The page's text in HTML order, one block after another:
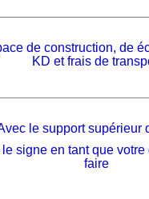
de construction, de
KD et frais de
le support supérieur
signe en tant que
faire